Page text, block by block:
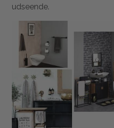
udseende.